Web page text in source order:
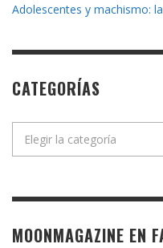
Adolescentes y machismo:
CATEGORÍAS
MOONMAGAZINE EN